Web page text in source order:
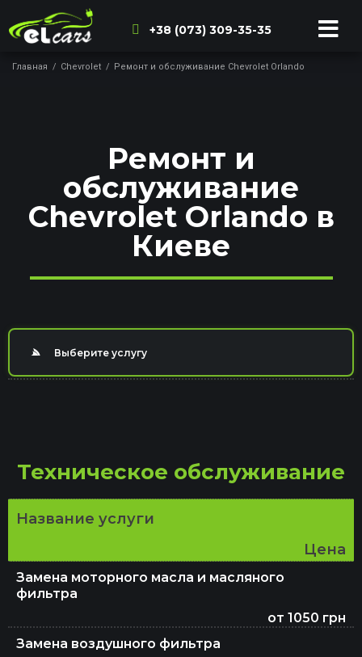
+38 (073) 309-35-35
Главная / Chevrolet / Ремонт и обслуживание Chevrolet Orlando
Ремонт и
обслуживание
Chevrolet Orlando в
Киеве
Выберите услугу
Восстановление авто после ДТП
Ремонт тормозной системы
Техническое обслуживание
Название услуги
Цена
Замена моторного масла и масляного
фильтра
от 1050 грн
Замена воздушного фильтра